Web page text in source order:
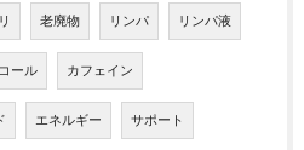
老廃物 リンパ リンパ液
ール カフェイン
エネルギー サポート